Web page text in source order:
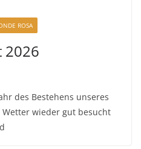
ROSA
2026
des Bestehens unseres
wieder gut besucht